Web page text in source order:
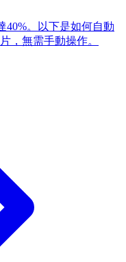
40%。以下是如何自動
無需手動操作。